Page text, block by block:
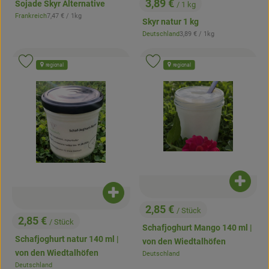
Sojade Skyr Alternative
, Herkunft:
Frankreich, Referenzpreis:
7,47 € / 1kg , Preis:
3,89 € / 1 kg
Skyr natur 1 kg
, Herkunft:
Deutschland, Referenzpreis:
3,89 € / 1kg
, Preis:
2,85 € / Stück
Schafjoghurt natur 140 ml |
von den Wiedtalhöfen
Deutschland
Produkt zum Warenkorb hinzufügen
, Verband:
regional
Produkt zu Favouriten hinzufügen
, Preis:
2,85 € / Stück
Schafjoghurt Mango 140 ml |
von den Wiedtalhöfen
, Herkunft:
Deutschland
regional
Produkt zu Favouriten hinzufügen